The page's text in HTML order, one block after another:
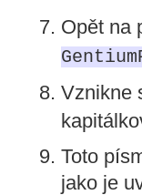
Opět na
Vznikne
Toto
jako je